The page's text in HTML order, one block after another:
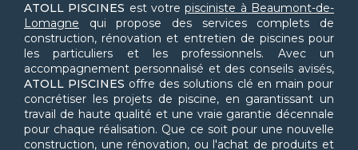
ATOLL PISCINES est votrepisciniste à Beaumont-de-
Lomagne qui propose des services complets de
construction, rénovation et entretien de piscines pour
les particuliers et les professionnels. Avec un
accompagnement personnalisé et des conseils avisés,
ATOLL PISCINES offre des solutions clé en main pour
concrétiser les projets de piscine, en garantissant un
travail de haute qualité et une vraie garantie décennale
pour chaque réalisation. Que ce soit pour une nouvelle
construction, une rénovation, ou l'achat de produits et